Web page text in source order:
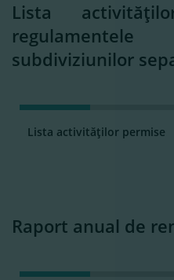
Lista
subdiviziunilor
Lista activităţilor permise
Raport anual de